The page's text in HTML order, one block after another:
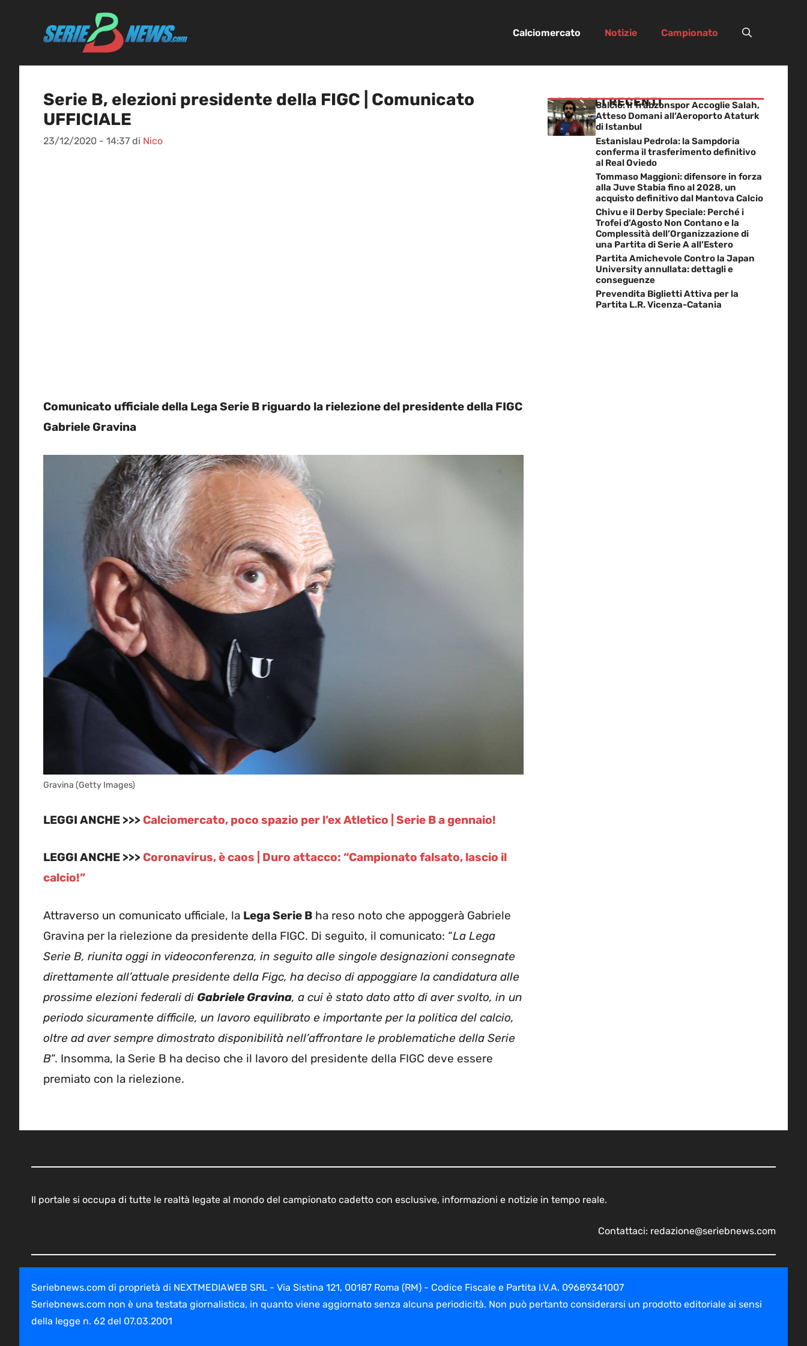
Calciomercato Notizie Campionato
Serie B, elezioni presidente della FIGC | Comunicato
UFFICIALE
23/12/2020 - 14:37 di Nico
Comunicato ufficiale della Lega Serie B riguardo la rielezione del presidente della FIGC
Gabriele Gravina
Gravina (Getty Images)
LEGGI ANCHE >>> Calciomercato, poco spazio per l’ex Atletico | Serie B a gennaio!
LEGGI ANCHE >>> Coronavirus, è caos | Duro attacco: “Campionato falsato, lascio il
calcio!”
Attraverso un comunicato ufficiale, la Lega Serie B ha reso noto che appoggerà Gabriele
Gravina per la rielezione da presidente della FIGC. Di seguito, il comunicato: “La Lega
Serie B, riunita oggi in videoconferenza, in seguito alle singole designazioni consegnate
direttamente all’attuale presidente della Figc, ha deciso di appoggiare la candidatura alle
prossime elezioni federali di Gabriele Gravina, a cui è stato dato atto di aver svolto, in un
periodo sicuramente difficile, un lavoro equilibrato e importante per la politica del calcio,
oltre ad aver sempre dimostrato disponibilità nell’affrontare le problematiche della Serie
B“. Insomma, la Serie B ha deciso che il lavoro del presidente della FIGC deve essere
premiato con la rielezione.
ARTICOLI RECENTI
Calcio: Il Trabzonspor Accoglie Salah,
Atteso Domani all’Aeroporto Ataturk
di Istanbul
Estanislau Pedrola: la Sampdoria
conferma il trasferimento definitivo
al Real Oviedo
Tommaso Maggioni: difensore in forza
alla Juve Stabia fino al 2028, un
acquisto definitivo dal Mantova Calcio
Chivu e il Derby Speciale: Perché i
Trofei d’Agosto Non Contano e la
Complessità dell’Organizzazione di
una Partita di Serie A all’Estero
Partita Amichevole Contro la Japan
University annullata: dettagli e
conseguenze
Prevendita Biglietti Attiva per la
Partita L.R. Vicenza-Catania
Il portale si occupa di tutte le realtà legate al mondo del campionato cadetto con esclusive, informazioni e notizie in tempo reale.
Contattaci: redazione@seriebnews.com
Seriebnews.com di proprietà di NEXTMEDIAWEB SRL - Via Sistina 121, 00187 Roma (RM) - Codice Fiscale e Partita I.V.A. 09689341007
Seriebnews.com non è una testata giornalistica, in quanto viene aggiornato senza alcuna periodicità. Non può pertanto considerarsi un prodotto editoriale ai sensi
della legge n. 62 del 07.03.2001